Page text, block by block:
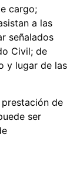
cargo;
a las
señalados
Civil; de
y lugar de las
de
ser